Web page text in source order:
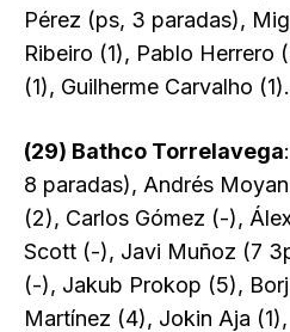
Pérez (ps, 3 paradas),
Ribeiro (1), Pablo Herrero
(1), Guilherme Carvalho (1).
(29) Bathco Torrelavega
8 paradas), Andrés
(2), Carlos Gómez (-),
Scott (-), Javi Muñoz (7
(-), Jakub Prokop (5),
Martínez (4), Jokin Aja